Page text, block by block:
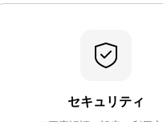
セキュリティ